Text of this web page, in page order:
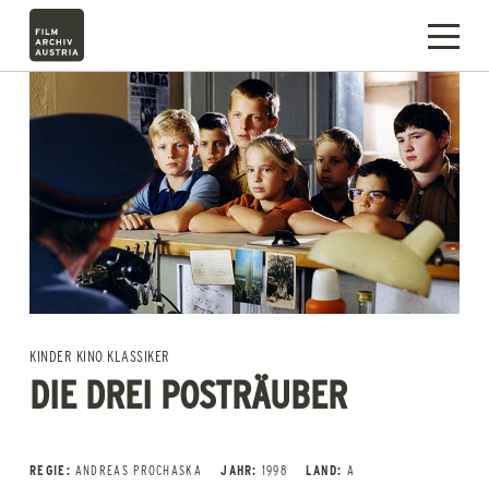
KINDER KINO KLASSIKER
DIE DREI POSTRÄUBER
REGIE: ANDREAS PROCHASKA JAHR: 1998 LAND: A